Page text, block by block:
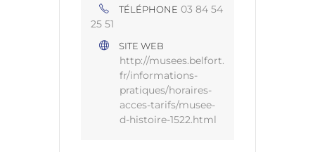
TÉLÉPHONE 03 84 54
25 51
SITE WEB
http://musees.belfort.
fr/informations-
pratiques/horaires-
acces-tarifs/musee-
d-histoire-1522.html